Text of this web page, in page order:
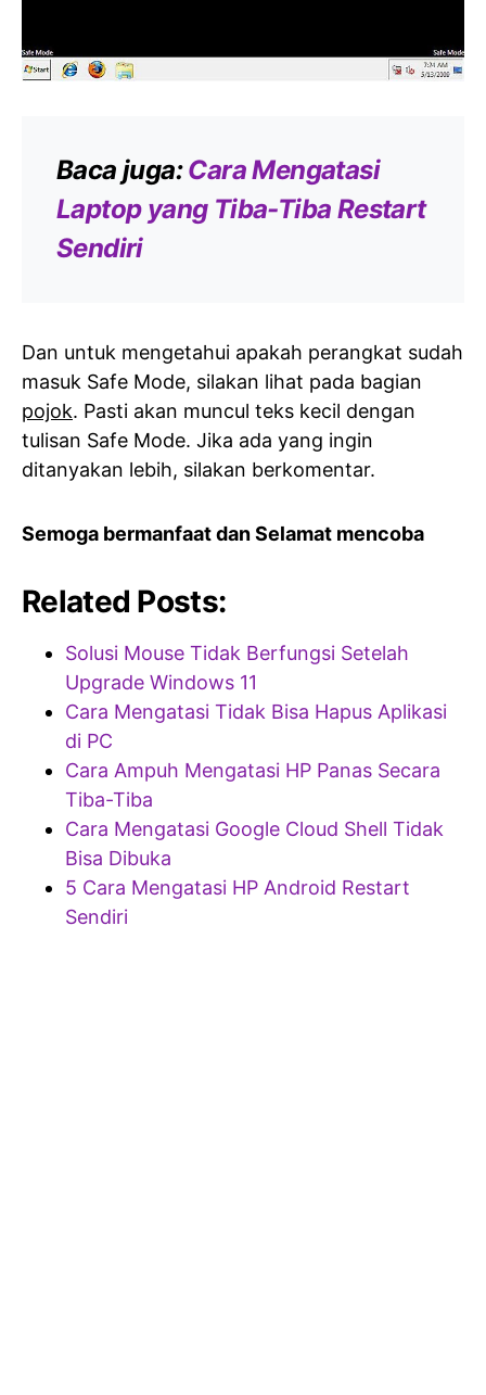
Baca juga:Cara Mengatasi
Laptop yang Tiba-Tiba Restart
Sendiri
Dan untuk mengetahui apakah perangkat sudah
masuk Safe Mode, silakan lihat pada bagian
pojok. Pasti akan muncul teks kecil dengan
tulisan Safe Mode. Jika ada yang ingin
ditanyakan lebih, silakan berkomentar.
Semoga bermanfaat dan Selamat mencoba
Related Posts:
Solusi Mouse Tidak Berfungsi Setelah
Upgrade Windows 11
Cara Mengatasi Tidak Bisa Hapus Aplikasi
di PC
Cara Ampuh Mengatasi HP Panas Secara
Tiba-Tiba
Cara Mengatasi Google Cloud Shell Tidak
Bisa Dibuka
5 Cara Mengatasi HP Android Restart
Sendiri